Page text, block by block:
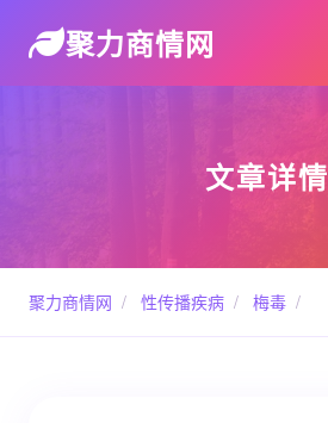
聚力商情网
文章详情
聚力商情网 / 性传播疾病 / 梅毒 /